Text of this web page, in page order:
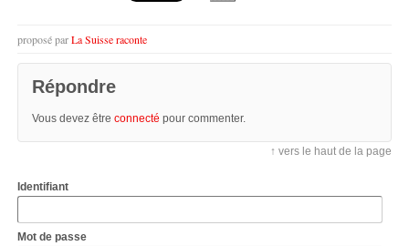
proposé parLa Suisse raconte
Répondre
Vous devez être connecté pour commenter.
↑ vers le haut de la page
Identifiant
Mot de passe